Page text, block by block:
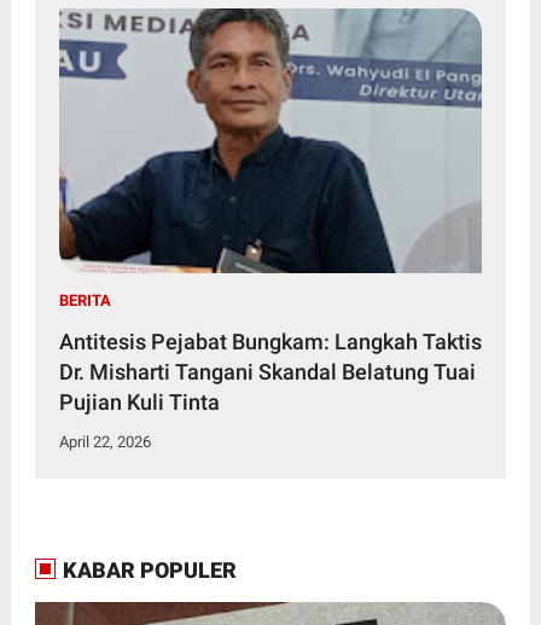
BERITA
Antitesis Pejabat Bungkam: Langkah Taktis
Dr. Misharti Tangani Skandal Belatung Tuai
Pujian Kuli Tinta
April 22, 2026
KABAR POPULER